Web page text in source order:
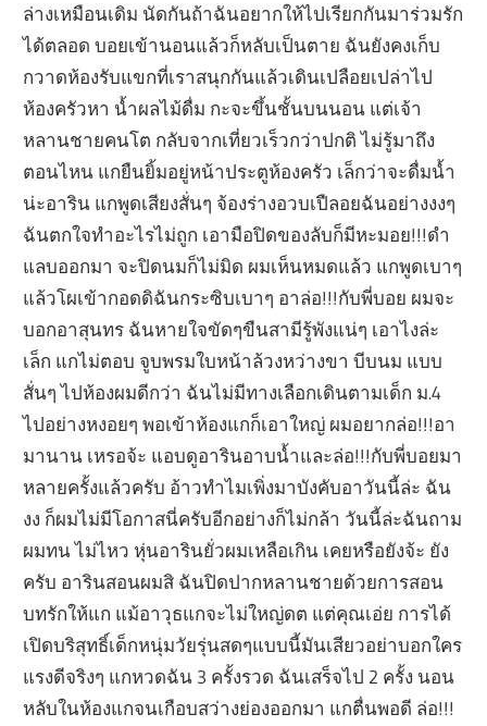
ล่างเหมือนเดิม นัดกันถ้าฉันอยากให้ไปเรียกกันมาร่วมรัก
ได้ตลอด บอยเข้านอนแล้วก็หลับเป็นตาย ฉันยังคงเก็บ
กวาดห้องรับแขกที่เราสนุกกันแล้วเดินเปลือยเปล่าไป
ห้องครัวหา น้ำผลไม้ดื่ม กะจะขึ้นชั้นบนนอน แต่เจ้า
หลานชายคนโต กลับจากเที่ยวเร็วกว่าปกติ ไม่รู้มาถึง
ตอนไหน แกยืนยิ้มอยู่หน้าประตูห้องครัว เล็กว่าจะดื่มน้ำ
น่ะอาริน แกพูดเสียงสั่นๆ จ้องร่างอวบเปืลอยฉันอย่างงงๆ
ฉันตกใจทำอะไรไม่ถูก เอามือปิดของลับก็มีหะมอย!!!ดำ
แลบออกมา จะปิดนมก็ไม่มิด ผมเห็นหมดแล้ว แกพูดเบาๆ
แล้วโผเข้ากอดดิฉันกระซิบเบาๆ อาล่อ!!!กับพี่บอย ผมจะ
บอกอาสุนทร ฉันหายใจขัดๆขืนสามีรู้พังแน่ๆ เอาไงล่ะ
เล็ก แกไม่ตอบ จูบพรมใบหน้าล้วงหว่างขา บีบนม แบบ
สั่นๆ ไปห้องผมดีกว่า ฉันไม่มีทางเลือกเดินตามเด็ก ม.4
ไปอย่างหงอยๆ พอเข้าห้องแกก็เอาใหญ่ ผมอยากล่อ!!!อา
มานาน เหรอจ้ะ แอบดูอารินอาบน้ำและล่อ!!!กับพี่บอยมา
หลายครั้งแล้วครับ อ้าวทำไมเพิ่งมาบังคับอาวันนี้ล่ะ ฉัน
งง ก็ผมไม่มีโอกาสนี่ครับอีกอย่างก็ไม่กล้า วันนี้ล่ะฉันถาม
ผมทน ไม่ไหว หุ่นอารินยั่วผมเหลือเกิน เคยหรือยังจ้ะ ยัง
ครับ อารินสอนผมสิ ฉันปิดปากหลานชายด้วยการสอน
บทรักให้แก แม้อาวุธแกจะไม่ใหญ่ดต แต่คุณเอ่ย การได้
เปิดบริสุทธิ์เด็กหนุ่มวัยรุ่นสดๆแบบนี้มันเสียวอย่าบอกใคร
แรงดีจริงๆ แกหวดฉัน 3 ครั้งรวด ฉันเสร็จไป 2 ครั้ง นอน
หลับในห้องแกจนเกือบสว่างย่องออกมา แกตื่นพอดี ล่อ!!!